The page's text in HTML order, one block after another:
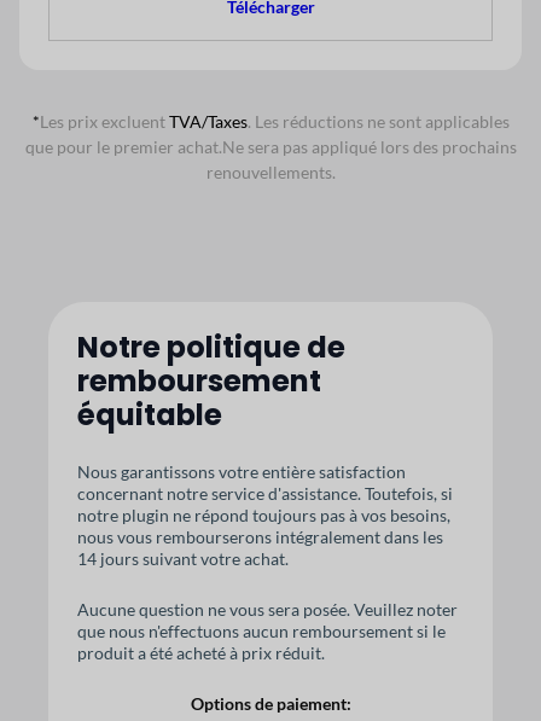
Télécharger
*Les prix excluentTVA/Taxes. Les réductions ne sont applicables
que pour le premier achat.Ne sera pas appliqué lors des prochains
renouvellements.
Notre politique de
remboursement
équitable
Nous garantissons votre entière satisfaction
concernant notre service d'assistance. Toutefois, si
notre plugin ne répond toujours pas à vos besoins,
nous vous rembourserons intégralement dans les
14 jours suivant votre achat.
Aucune question ne vous sera posée. Veuillez noter
que nous n'effectuons aucun remboursement si le
produit a été acheté à prix réduit.
Options de paiement: